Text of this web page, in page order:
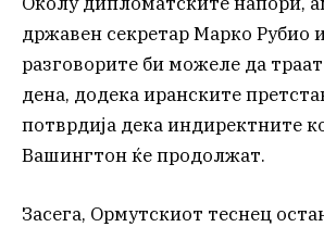
државен секретар Марко Рубио
разговорите би можеле да
дена, додека иранските
потврдија дека индиректните
Вашингтон ќе продолжат.
Засега, Ормутскиот теснец